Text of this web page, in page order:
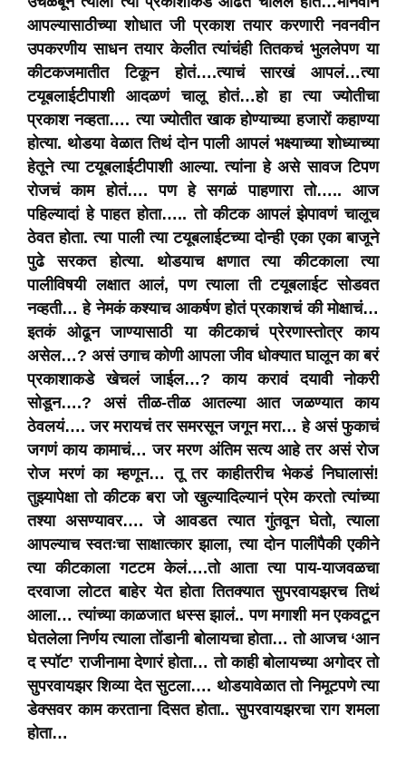
आपल्यासाठीच्या शोधात जी प्रकाश तयार करणारी नवनवीन
उपकरणीय साधन तयार केलीत त्यांचंही तितकचं भुललेपण या
कीटकजमातीत टिकून होतं….त्याचं सारखं आपलं…त्या
टयूबलाईटीपाशी आदळणं चालू होतं…हो हा त्या ज्योतीचा
प्रकाश नव्हता…. त्या ज्योतीत खाक होण्याच्या हजारों कहाण्या
होत्या. थोडया वेळात तिथं दोन पाली आपलं भक्ष्याच्या शोध्याच्या
हेतूने त्या टयूबलाईटीपाशी आल्या. त्यांना हे असे सावज टिपण
रोजचं काम होतं…. पण हे सगळं पाहणारा तो….. आज
पहिल्यादां हे पाहत होता….. तो कीटक आपलं झेपावणं चालूच
ठेवत होता. त्या पाली त्या टयूबलाईटच्या दोन्ही एका एका बाजूने
पुढे सरकत होत्या. थोडयाच क्षणात त्या कीटकाला त्या
पालीविषयी लक्षात आलं, पण त्याला ती टयूबलाईट सोडवत
नव्हती… हे नेमकं कश्याच आकर्षण होतं प्रकाशचं की मोक्षाचं…
इतकं ओढून जाण्यासाठी या कीटकाचं प्रेरणास्तोत्र काय
असेल…? असं उगाच कोणी आपला जीव धोक्यात घालून का बरं
प्रकाशाकडे खेचलं जाईल…? काय करावं दयावी नोकरी
सोडून….? असं तीळ-तीळ आतल्या आत जळण्यात काय
ठेवलयं…. जर मरायचं तर समरसून जगून मरा… हे असं फुकाचं
जगणं काय कामाचं… जर मरण अंतिम सत्य आहे तर असं रोज
रोज मरणं का म्हणून… तू तर काहीतरीच भेकडं निघालासं!
तुझ्यापेक्षा तो कीटक बरा जो खुल्यादिल्यानं प्रेम करतो त्यांच्या
तश्या असण्यावर…. जे आवडत त्यात गुंतवून घेतो, त्याला
आपल्याच स्वतःचा साक्षात्कार झाला, त्या दोन पालीपैकी एकीने
त्या कीटकाला गटटम केलं….तो आता त्या पाय-याजवळचा
दरवाजा लोटत बाहेर येत होता तितक्यात सुपरवायझरच तिथं
आला… त्यांच्या काळजात धस्स झालं.. पण मगाशी मन एकवटून
घेतलेला निर्णय त्याला तोंडानी बोलायचा होता… तो आजच ‘आन
द स्पॉट’ राजीनामा देणारं होता… तो काही बोलायच्या अगोदर तो
सुपरवायझर शिव्या देत सुटला…. थोडयावेळात तो निमूटपणे त्या
डेक्सवर काम करताना दिसत होता.. सुपरवायझरचा राग शमला
होता…